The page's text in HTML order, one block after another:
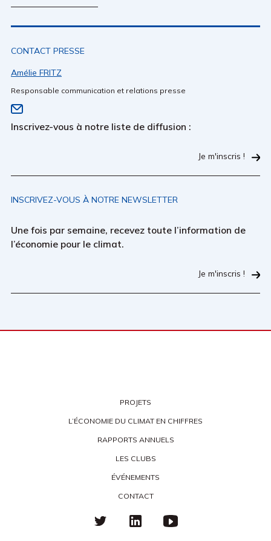
CONTACT PRESSE
Amélie FRITZ
Responsable communication et relations presse
Inscrivez-vous à notre liste de diffusion :
Je m'inscris !
INSCRIVEZ-VOUS À NOTRE NEWSLETTER
Une fois par semaine, recevez toute l’information de
l’économie pour le climat.
Je m'inscris !
PROJETS
L’ÉCONOMIE DU CLIMAT EN CHIFFRES
RAPPORTS ANNUELS
LES CLUBS
ÉVÉNEMENTS
CONTACT